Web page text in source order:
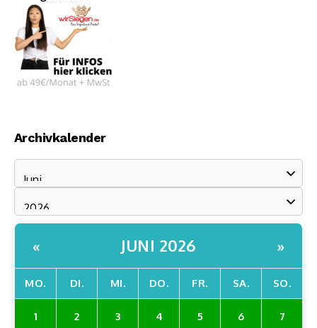
Archivkalender
« JUNI 2026 »
MO. DI. MI. DO. FR. SA. SO.
1 2 3 4 5 6 7